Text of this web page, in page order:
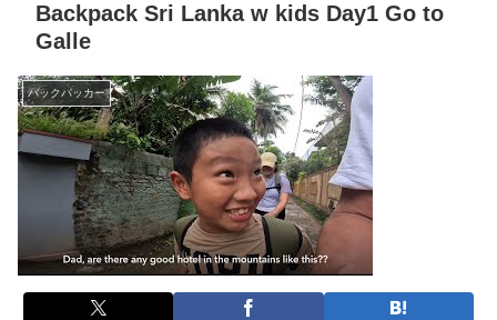
Backpack Sri Lanka w kids Day1 Go to
Galle
バックパッカー